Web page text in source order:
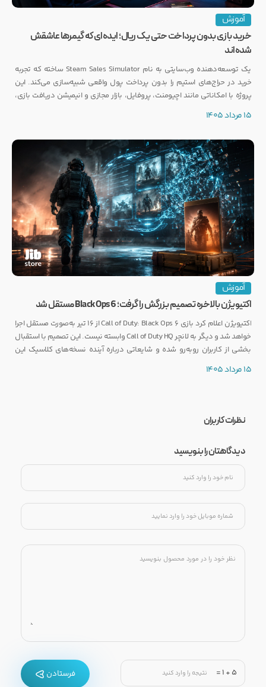
آموزش
خرید بازی بدون پرداخت حتی یک ریال؛ ایده‌ای که گیمرها عاشقش
شده‌اند
یک توسعه‌دهنده وب‌سایتی به نام Steam Sales Simulator ساخته که تجربه
خرید در حراج‌های استیم را بدون پرداخت پول واقعی شبیه‌سازی می‌کند. این
پروژه با امکاناتی مانند اچیومنت، پروفایل، بازار مجازی و انیمیشن دریافت بازی،
15 مرداد 1405
آموزش
اکتیویژن بالاخره تصمیم بزرگش را گرفت؛ Black Ops 6 مستقل شد
اکتیویژن اعلام کرد بازی Call of Duty: Black Ops 6 از ۱۶ تیر به‌صورت مستقل اجرا
خواهد شد و دیگر به لانچر Call of Duty HQ وابسته نیست. این تصمیم با استقبال
بخشی از کاربران روبه‌رو شده و شایعاتی درباره آینده نسخه‌های کلاسیک این
15 مرداد 1405
نظرات کاربران
دیدگاهتان را بنویسید
5
+
1
= فرستادن